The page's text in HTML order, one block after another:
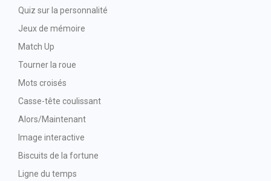
Quiz sur la personnalité
Jeux de mémoire
Match Up
Tourner la roue
Mots croisés
Casse-tête coulissant
Alors/Maintenant
Image interactive
Biscuits de la fortune
Ligne du temps